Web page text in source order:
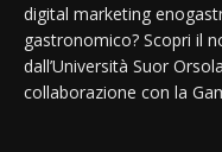
digital marketing
gastronomico? Scopri il
dall’Università Suor
collaborazione con la